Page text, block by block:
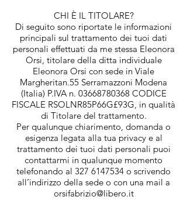
CHI È IL TITOLARE?
Di seguito sono riportate le informazioni
principali sul trattamento dei tuoi dati
personali effettuati da me stessa Eleonora
Orsi, titolare della ditta individuale
Eleonora Orsi con sede in Viale
Margheritan.55 Serramazzoni Modena
(Italia) P.IVA n. 03668780368 CODICE
FISCALE RSOLNR85P66G£93G, in qualità
di Titolare del trattamento.
Per qualunque chiarimento, domanda o
esigenza legata alla tua privacy e al
trattamento dei tuoi dati personali puoi
contattarmi in qualunque momento
telefonando al 327 6147534 o scrivendo
all’indirizzo della sede o con una mail a
orsifabrizio@libero.it